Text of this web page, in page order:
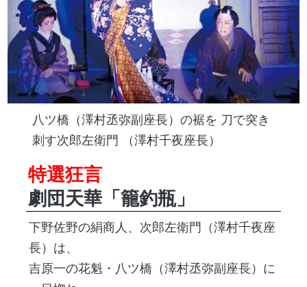
八ツ橋（澤村丞弥副座長）の裾を 刀で突き
刺す次郎左衛門 （澤村千夜座長）
特選狂言
劇団天華「籠釣瓶」
下野佐野の絹商人、次郎左衛門（澤村千夜座
長）は、
吉原一の花魁・八ツ橋（澤村丞弥副座長）に